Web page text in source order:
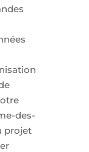
des-
projet